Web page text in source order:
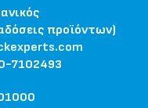
προϊόντων)
7102493